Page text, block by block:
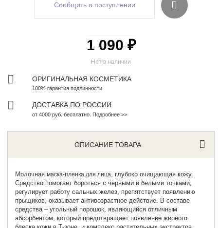
Сообщить о поступлении
Нет в наличии
1 090 ₽
ОРИГИНАЛЬНАЯ КОСМЕТИКА
100% гарантия подлинности
ДОСТАВКА ПО РОССИИ
от 4000 руб. бесплатно. Подробнее >>
ОПИСАНИЕ ТОВАРА
Молочнаямаска-пленка для лица
, глубоко очищающая кожу.
Средство помогает бороться с черными и белыми точками,
регулирует работу сальных желез, препятствует появлению
прыщиков, оказывает антивозрастное действие. В составе
средства – угольный порошок, являющийся отличным
абсорбентом, который предотвращает появление жирного